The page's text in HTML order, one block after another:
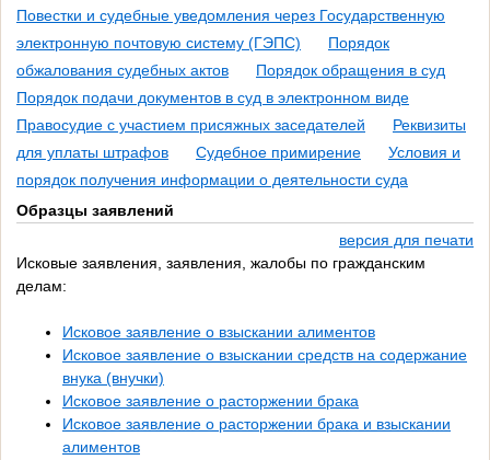
Повестки и судебные уведомления через Государственную
электронную почтовую систему (ГЭПС)
Порядок
обжалования судебных актов
Порядок обращения в суд
Порядок подачи документов в суд в электронном виде
Правосудие с участием присяжных заседателей
Реквизиты
для уплаты штрафов
Судебное примирение
Условия и
порядок получения информации о деятельности суда
Образцы заявлений
версия для печати
Исковые заявления, заявления, жалобы по гражданским
делам:
Исковое заявление о взыскании алиментов
Исковое заявление о взыскании средств на содержание
внука (внучки)
Исковое заявление о расторжении брака
Исковое заявление о расторжении брака и взыскании
алиментов